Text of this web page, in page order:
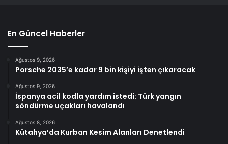
En Güncel Haberler
Ağustos 9, 2026
Porsche 2035’e kadar 9 bin kişiyi işten çıkaracak
Ağustos 9, 2026
İspanya acil kodla yardım istedi: Türk yangın
söndürme uçakları havalandı
Ağustos 8, 2026
Kütahya’da Kurban Kesim Alanları Denetlendi